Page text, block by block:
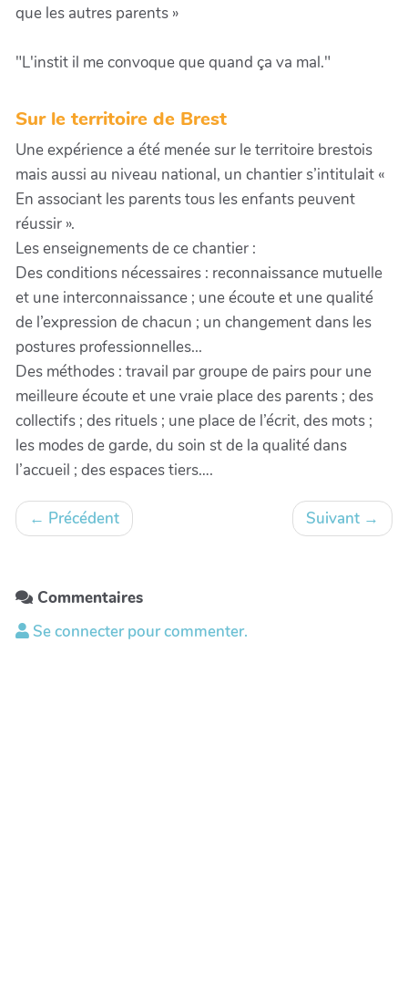
que les autres parents »
"L'instit il me convoque que quand ça va mal."
Sur le territoire de Brest
Une expérience a été menée sur le territoire brestois
mais aussi au niveau national, un chantier s’intitulait «
En associant les parents tous les enfants peuvent
réussir ».
Les enseignements de ce chantier :
Des conditions nécessaires : reconnaissance mutuelle
et une interconnaissance ; une écoute et une qualité
de l’expression de chacun ; un changement dans les
postures professionnelles...
Des méthodes : travail par groupe de pairs pour une
meilleure écoute et une vraie place des parents ; des
collectifs ; des rituels ; une place de l’écrit, des mots ;
les modes de garde, du soin st de la qualité dans
l’accueil ; des espaces tiers….
← Précédent Suivant →
Commentaires
Se connecter pour commenter.